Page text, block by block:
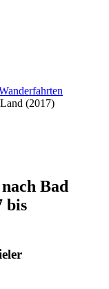
(2017)
Bad
bis